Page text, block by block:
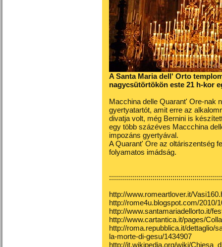
A Santa Maria dell' Orto
nagycsütörtökön este 21 h-kor
Macchina delle Quarant' Ore-nak
gyertyatartót, amit erre az
divatja volt, még Bernini is
egy több százéves Maccchina
impozáns gyertyával.
A Quarant' Ore az oltáriszentség
folyamatos imádság.
http://www.romeartlover.it/
http://rome4u.blogspot.com/2010/
http://www.santamariadellorto.it/
http://www.cartantica.it/pages/
http://roma.repubblica.it/dettaglio/
la-morte-di-gesu/1434907
http://it.wikipedia.org/wiki/